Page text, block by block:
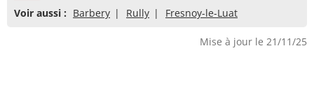
Voir aussi : Barbery Rully Fresnoy-le-Luat
Mise à jour le 21/11/25